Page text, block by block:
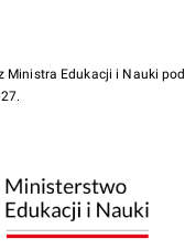
Edukacji i Nauki